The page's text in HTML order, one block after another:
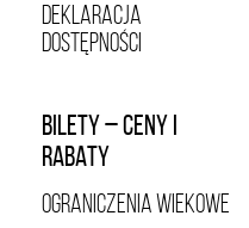
DEKLARACJA
DOSTĘPNOŚCI
BILETY – CENY I
RABATY
OGRANICZENIA WIEKOWE